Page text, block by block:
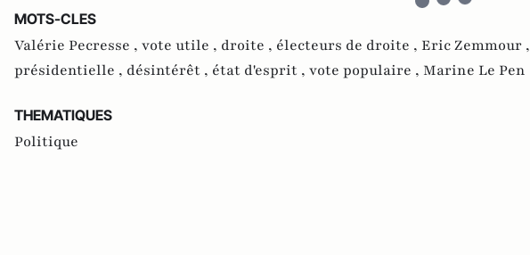
MOTS-CLES
Valérie Pecresse , vote utile , droite , électeurs de droite , Eric Zemmour ,
présidentielle , désintérêt , état d'esprit , vote populaire , Marine Le Pen
THEMATIQUES
Politique